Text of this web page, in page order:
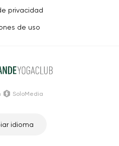
privacidad
de uso
idioma
SoloMedia